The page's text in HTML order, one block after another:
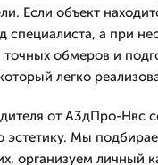
Если объект
специалиста, а при
обмеров и
легко
от А3дПро-Нвс
эстетику. Мы
организуем личный